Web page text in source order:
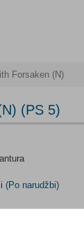
Forsaken (N)
(PS 5)
(Po narudžbi)